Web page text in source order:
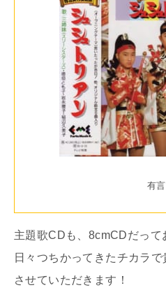
有
主題歌CDも、8cmCDだって
日々つちかってきたチカラ
させていただきます！